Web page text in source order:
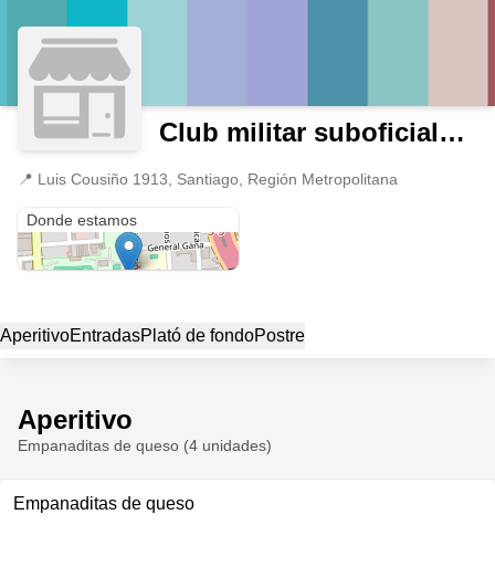
Club militar suboficiales del ejercito
📍 Luis Cousiño 1913, Santiago, Región Metropolitana
Donde estamos
AperitivoEntradasPlató de fondoPostre
Aperitivo
Empanaditas de queso (4 unidades)
Empanaditas de queso